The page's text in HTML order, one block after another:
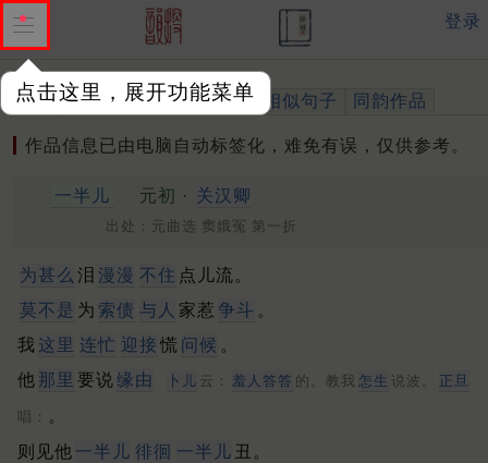
点击这里，展开功能菜单
登录
作品 标注四声 出处、引用 相似句子 同韵作品
作品信息已由电脑自动标签化，难免有误，仅供参考。
一半儿 元初 · 关汉卿
出处：元曲选 窦娥冤 第一折
为甚么 泪 漫漫 不住 点儿流。
莫不是 为 索债 与人 家惹 争斗 。
我 这里 连忙 迎接 慌 问候 。
他 那里 要说缘由 卜儿 云： 羞人答答 的。教我 怎生 说波。 正旦
唱： 。
则见他 一半儿 徘徊 一半儿 丑。